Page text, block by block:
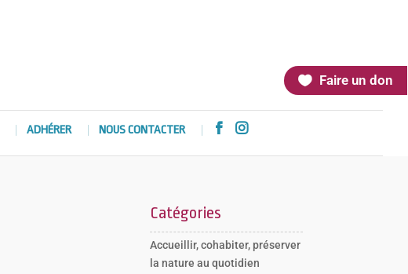
Faire un don
ADHÉRER NOUS CONTACTER  
Catégories
Accueillir, cohabiter, préserver
la nature au quotidien